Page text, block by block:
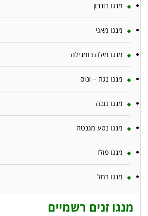
מנגו בונבון
מנגו מאגי
מנגו מילה בומבילה
מנגו נגה – ונוס
מנגו נובה
מנגו נטע מגנטה
מנגו פולו
מנגו רחל
מנגו זנים רשמיים